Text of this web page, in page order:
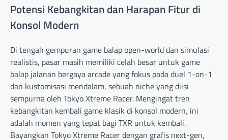
Potensi Kebangkitan dan Harapan Fitur di
Konsol Modern
Di tengah gempuran game balap open-world dan simulasi
realistis, pasar masih memiliki celah besar untuk game
balap jalanan bergaya arcade yang fokus pada duel 1-on-1
dan kustomisasi mendalam, sebuah niche yang diisi
sempurna oleh Tokyo Xtreme Racer. Mengingat tren
kebangkitan kembali game klasik di konsol modern, ini
adalah momen yang tepat bagi TXR untuk kembali.
Bayangkan Tokyo Xtreme Racer dengan grafis next-gen,